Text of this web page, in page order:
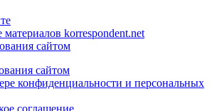
korrespondent.net
сайтом
сайтом
конфиденциальности и персональных
соглашение